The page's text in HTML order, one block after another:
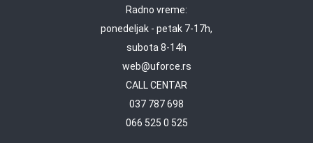
Radno vreme:
ponedeljak - petak 7-17h,
subota 8-14h
web@uforce.rs
CALL CENTAR
037 787 698
066 525 0 525